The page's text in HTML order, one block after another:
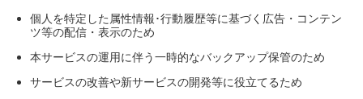
個人を特定した属性情報･行動履歴等に基づく広告・コンテン
ツ等の配信・表示のため
本サービスの運用に伴う一時的なバックアップ保管のため
サービスの改善や新サービスの開発等に役立てるため